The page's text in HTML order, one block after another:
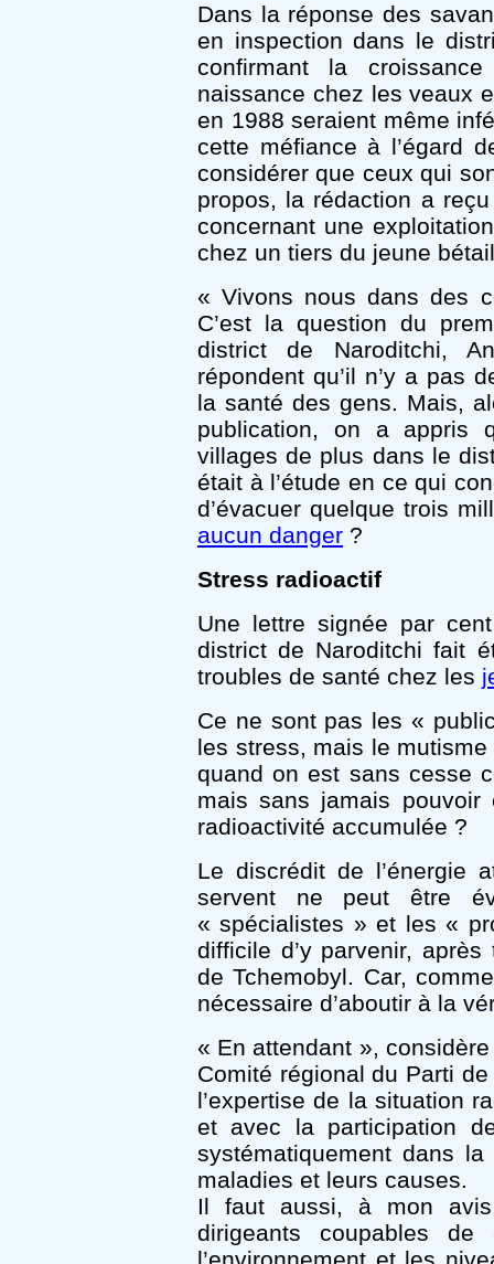
Dans la réponse des
en inspection dans le
confirmant la
naissance chez les veaux
en 1988 seraient même
cette méfiance à l’égard
considérer que ceux qui
propos, la rédaction a
concernant une
chez un tiers du jeune
« Vivons nous dans des
C’est la question du
district de Naroditchi,
répondent qu’il n’y a pas
la santé des gens. Mais,
publication, on a appris
villages de plus dans le
était à l’étude en ce qui
d’évacuer quelque trois
aucun danger ?
Stress radioactif
Une lettre signée par
district de Naroditchi fait
troubles de santé chez les
Ce ne sont pas les «
les stress, mais le
quand on est sans cesse
mais sans jamais
radioactivité accumulée ?
Le discrédit de l’énergie
servent ne peut être
« spécialistes » et les «
difficile d’y parvenir,
de Tchemobyl. Car,
nécessaire d’aboutir à la
« En attendant »,
Comité régional du Parti
l’expertise de la situation
et avec la participation
systématiquement dans
maladies et leurs causes.
Il faut aussi, à mon
dirigeants coupables de